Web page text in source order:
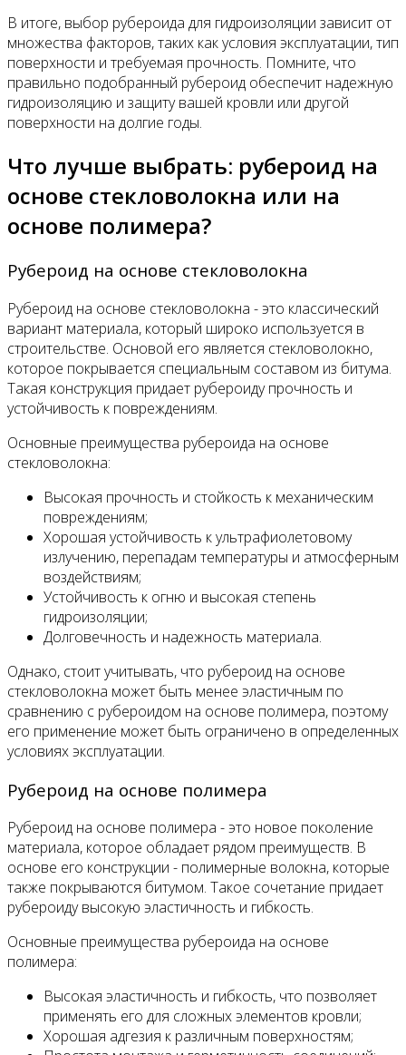
В итоге, выбор рубероида для гидроизоляции зависит от
множества факторов, таких как условия эксплуатации, тип
поверхности и требуемая прочность. Помните, что
правильно подобранный рубероид обеспечит надежную
гидроизоляцию и защиту вашей кровли или другой
поверхности на долгие годы.
Что лучше выбрать: рубероид на
основе стекловолокна или на
основе полимера?
Рубероид на основе стекловолокна
Рубероид на основе стекловолокна - это классический
вариант материала, который широко используется в
строительстве. Основой его является стекловолокно,
которое покрывается специальным составом из битума.
Такая конструкция придает рубероиду прочность и
устойчивость к повреждениям.
Основные преимущества рубероида на основе
стекловолокна:
Высокая прочность и стойкость к механическим
повреждениям;
Хорошая устойчивость к ультрафиолетовому
излучению, перепадам температуры и атмосферным
воздействиям;
Устойчивость к огню и высокая степень
гидроизоляции;
Долговечность и надежность материала.
Однако, стоит учитывать, что рубероид на основе
стекловолокна может быть менее эластичным по
сравнению с рубероидом на основе полимера, поэтому
его применение может быть ограничено в определенных
условиях эксплуатации.
Рубероид на основе полимера
Рубероид на основе полимера - это новое поколение
материала, которое обладает рядом преимуществ. В
основе его конструкции - полимерные волокна, которые
также покрываются битумом. Такое сочетание придает
рубероиду высокую эластичность и гибкость.
Основные преимущества рубероида на основе
полимера:
Высокая эластичность и гибкость, что позволяет
применять его для сложных элементов кровли;
Хорошая адгезия к различным поверхностям;